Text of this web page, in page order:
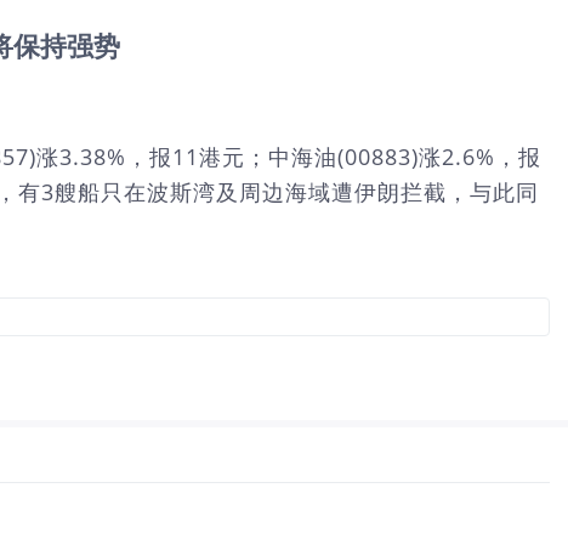
保持强势
涨3.38%，报11港元；中海油(00883)涨2.6%，报
3艘船只在波斯湾及周边海域遭伊朗拦截，与此同